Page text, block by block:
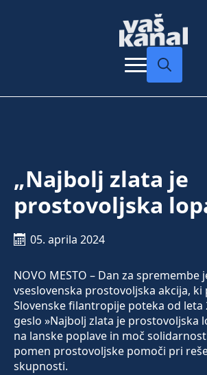
„Najbolj zlata je
prostovoljska
05. aprila 2024
NOVO MESTO – Dan za spremembe
vseslovenska prostovoljska akcija,
Slovenske filantropije poteka od leta
geslo »Najbolj zlata je prostovoljska
na lanske poplave in moč
pomen prostovoljske pomoči pri
skupnosti.